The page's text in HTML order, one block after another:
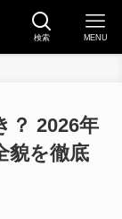
検索 MENU
？ 2026年
貌を徹底